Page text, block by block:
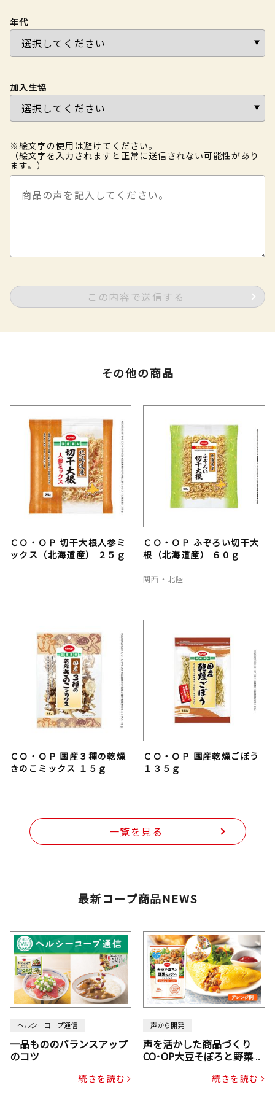
年代
加入生協
※絵文字の使用は避けてください。
（絵文字を入力されますと正常に送信されない可能性があり
ます。）
この内容で送信する
その他の商品
ＣＯ・ＯＰ 切干大根人参ミ
ックス（北海道産） ２５ｇ
ＣＯ・ＯＰ ふぞろい切干大
根（北海道産） ６０ｇ
関西・北陸
ＣＯ・ＯＰ 国産３種の乾燥
きのこミックス １５ｇ
ＣＯ・ＯＰ 国産乾燥ごぼう
１３５ｇ
一覧を見る
最新コープ商品NEWS
ヘルシーコープ通信
一品もののバランスアップ
のコツ
続きを読む
声から開発
声を活かした商品づくり
CO･OP大豆そぼろと野菜ミ
じん・コーン入り）続きを読む